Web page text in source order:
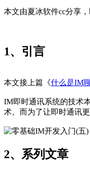
本文由夏冰软件cc分享
1、引言
本文接上篇《什么是IM
IM即时通讯系统的技术
术。而为了让即时通讯
2、系列文章